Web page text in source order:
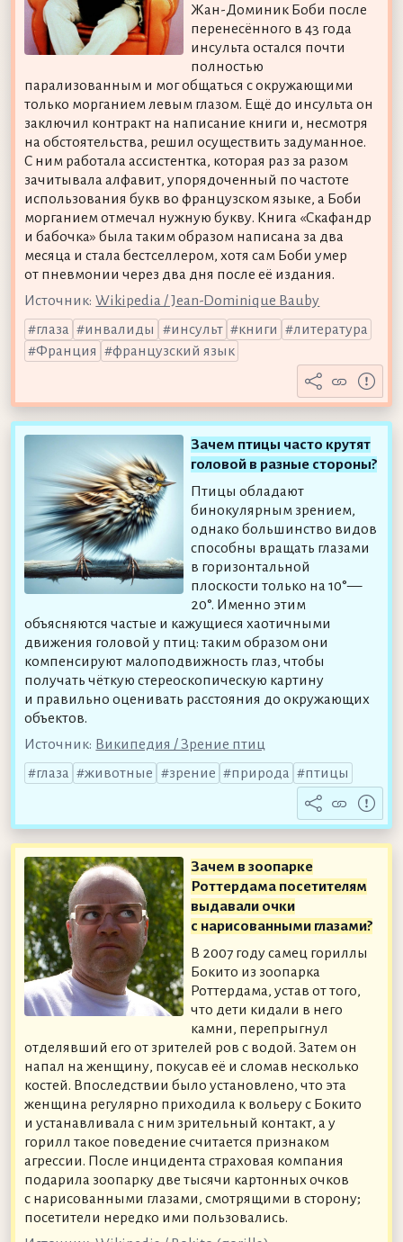
Жан-Доминик Боби после
перенесённого в 43 года
инсульта остался почти
полностью
парализованным и мог общаться с окружающими
только морганием левым глазом. Ещё до инсульта он
заключил контракт на написание книги и, несмотря
на обстоятельства, решил осуществить задуманное.
С ним работала ассистентка, которая раз за разом
зачитывала алфавит, упорядоченный по частоте
использования букв во французском языке, а Боби
морганием отмечал нужную букву. Книга «Скафандр
и бабочка» была таким образом написана за два
месяца и стала бестселлером, хотя сам Боби умер
от пневмонии через два дня после её издания.
Источник: Wikipedia / Jean-Dominique Bauby
глаза
инвалиды инсульт книги
литература
Франция
французский язык
Зачем птицы часто крутят
головой в разные стороны?
Птицы обладают
бинокулярным зрением,
однако большинство видов
способны вращать глазами
в горизонтальной
плоскости только на 10°—
20°. Именно этим
объясняются частые и кажущиеся хаотичными
движения головой у птиц: таким образом они
компенсируют малоподвижность глаз, чтобы
получать чёткую стереоскопическую картину
и правильно оценивать расстояния до окружающих
объектов.
Источник: Википедия / Зрение птиц
глаза
животные зрение природа птицы
Зачем в зоопарке
Роттердама посетителям
выдавали очки
с нарисованными глазами?
В 2007 году самец гориллы
Бокито из зоопарка
Роттердама, устав от того,
что дети кидали в него
камни, перепрыгнул
отделявший его от зрителей ров с водой. Затем он
напал на женщину, покусав её и сломав несколько
костей. Впоследствии было установлено, что эта
женщина регулярно приходила к вольеру с Бокито
и устанавливала с ним зрительный контакт, а у
горилл такое поведение считается признаком
агрессии. После инцидента страховая компания
подарила зоопарку две тысячи картонных очков
с нарисованными глазами, смотрящими в сторону;
посетители нередко ими пользовались.